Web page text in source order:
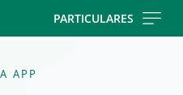
contentt
PARTICULARES
APP